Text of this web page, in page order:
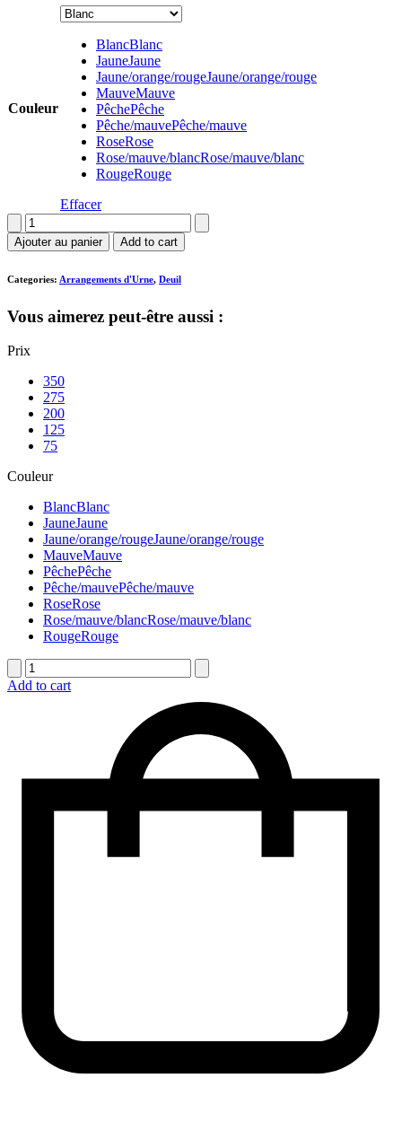
Couleur
BlancBlanc
JauneJaune
Jaune/orange/rougeJaune/orange/rouge
MauveMauve
PêchePêche
Pêche/mauvePêche/mauve
RoseRose
Rose/mauve/blancRose/mauve/blanc
RougeRouge
Effacer
quantité
de
Coussin
Ajouter au panier Add to cart
Categories: Arrangements d'Urne, Deuil
Vous aimerez peut-être aussi :
Prix
350
275
200
125
75
Couleur
BlancBlanc
JauneJaune
Jaune/orange/rougeJaune/orange/rouge
MauveMauve
PêchePêche
Pêche/mauvePêche/mauve
RoseRose
Rose/mauve/blancRose/mauve/blanc
RougeRouge
quantité
de
Add to cart